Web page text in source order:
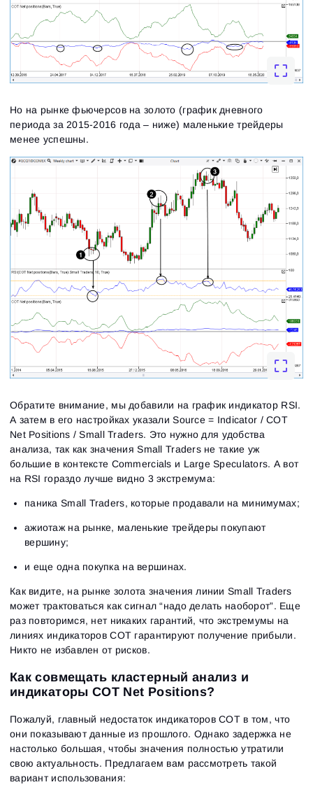
Но на рынке фьючерсов на золото (график дневного
периода за 2015-2016 года – ниже) маленькие трейдеры
менее успешны.
Обратите внимание, мы добавили на график индикатор RSI.
А затем в его настройках указали Source = Indicator / COT
Net Positions / Small Traders. Это нужно для удобства
анализа, так как значения Small Traders не такие уж
большие в контексте Commercials и Large Speculators. А вот
на RSI гораздо лучше видно 3 экстремума:
паника Small Traders, которые продавали на минимумах;
ажиотаж на рынке, маленькие трейдеры покупают
вершину;
и еще одна покупка на вершинах.
Как видите, на рынке золота значения линии Small Traders
может трактоваться как сигнал “надо делать наоборот”. Еще
раз повторимся, нет никаких гарантий, что экстремумы на
линиях индикаторов СОТ гарантируют получение прибыли.
Никто не избавлен от рисков.
Как совмещать кластерный анализ и
индикаторы COT Net Positions?
Пожалуй, главный недостаток индикаторов СОТ в том, что
они показывают данные из прошлого. Однако задержка не
настолько большая, чтобы значения полностью утратили
свою актуальность. Предлагаем вам рассмотреть такой
вариант использования: